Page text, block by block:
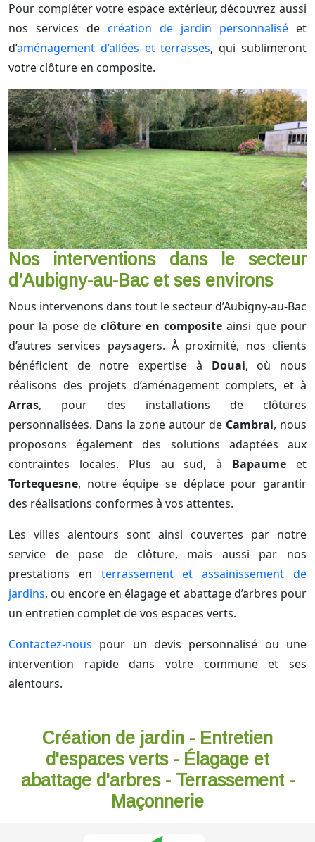
Pour compléter votre espace extérieur, découvrez aussi
nos services de création de jardin personnalisé et
d’aménagement d’allées et terrasses, qui sublimeront
votre clôture en composite.
Nos interventions dans le secteur
d’Aubigny-au-Bac et ses environs
Nous intervenons dans tout le secteur d’Aubigny-au-Bac
pour la pose declôture en composite ainsi que pour
d’autres services paysagers. À proximité, nos clients
bénéficient de notre expertise à Douai, où nous
réalisons des projets d’aménagement complets, et à
Arras, pour des installations de clôtures
personnalisées. Dans la zone autour de Cambrai, nous
proposons également des solutions adaptées aux
contraintes locales. Plus au sud, à Bapaume et
Tortequesne, notre équipe se déplace pour garantir
des réalisations conformes à vos attentes.
Les villes alentours sont ainsi couvertes par notre
service de pose de clôture, mais aussi par nos
prestations en terrassement et assainissement de
jardins, ou encore en élagage et abattage d’arbres pour
un entretien complet de vos espaces verts.
Contactez-nous pour un devis personnalisé ou une
intervention rapide dans votre commune et ses
alentours.
Création de jardin - Entretien
d'espaces verts - Élagage et
abattage d'arbres - Terrassement -
Maçonnerie